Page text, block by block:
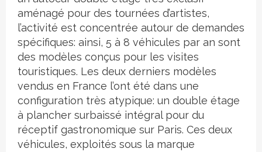
aménagé pour des tournées d’artistes,
l’activité est concentrée autour de demandes
spécifiques: ainsi, 5 à 8 véhicules par an sont
des modèles conçus pour les visites
touristiques. Les deux derniers modèles
vendus en France l’ont été dans une
configuration très atypique: un double étage
à plancher surbaissé intégral pour du
réceptif gastronomique sur Paris. Ces deux
véhicules, exploités sous la marque